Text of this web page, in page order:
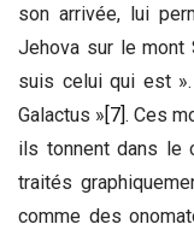
son arrivée, lui
Jehova sur le mont
suis celui qui est
Galactus »[7]. Ces
ils tonnent dans le
traités
comme des